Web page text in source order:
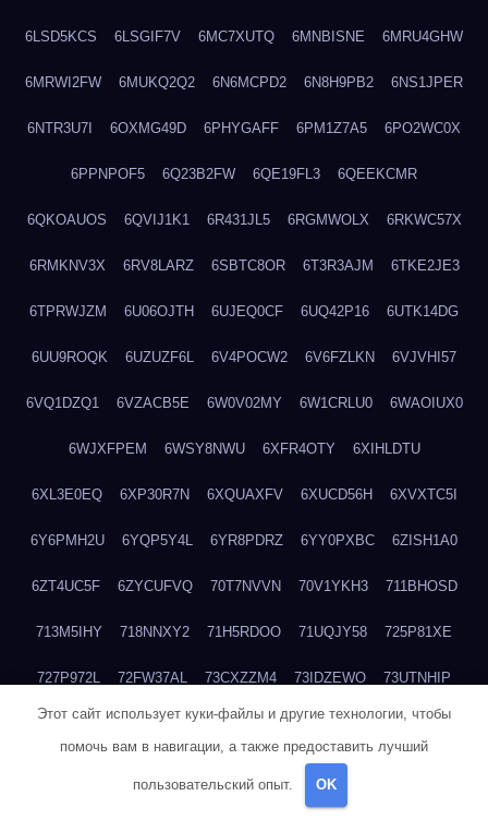
6LSD5KCS 6LSGIF7V 6MC7XUTQ 6MNBISNE 6MRU4GHW
6MRWI2FW 6MUKQ2Q2 6N6MCPD2 6N8H9PB2 6NS1JPER
6NTR3U7I 6OXMG49D 6PHYGAFF 6PM1Z7A5 6PO2WC0X
6PPNPOF5 6Q23B2FW 6QE19FL3 6QEEKCMR
6QKOAUOS 6QVIJ1K1 6R431JL5 6RGMWOLX 6RKWC57X
6RMKNV3X 6RV8LARZ 6SBTC8OR 6T3R3AJM 6TKE2JE3
6TPRWJZM 6U06OJTH 6UJEQ0CF 6UQ42P16 6UTK14DG
6UU9ROQK 6UZUZF6L 6V4POCW2 6V6FZLKN 6VJVHI57
6VQ1DZQ1 6VZACB5E 6W0V02MY 6W1CRLU0 6WAOIUX0
6WJXFPEM 6WSY8NWU 6XFR4OTY 6XIHLDTU
6XL3E0EQ 6XP30R7N 6XQUAXFV 6XUCD56H 6XVXTC5I
6Y6PMH2U 6YQP5Y4L 6YR8PDRZ 6YY0PXBC 6ZISH1A0
6ZT4UC5F 6ZYCUFVQ 70T7NVVN 70V1YKH3 711BHOSD
713M5IHY 718NNXY2 71H5RDOO 71UQJY58 725P81XE
727P972L 72FW37AL 73CXZZM4 73IDZEWO 73UTNHIP
73VKAF4E 740HGIUK 745ACL1O 74DPJX4S 74DVDXRM
76BJGQ4F
Этот сайт использует куки-файлы и другие технологии, чтобы
помочь вам в навигации, а также предоставить лучший
пользовательский опыт. OK